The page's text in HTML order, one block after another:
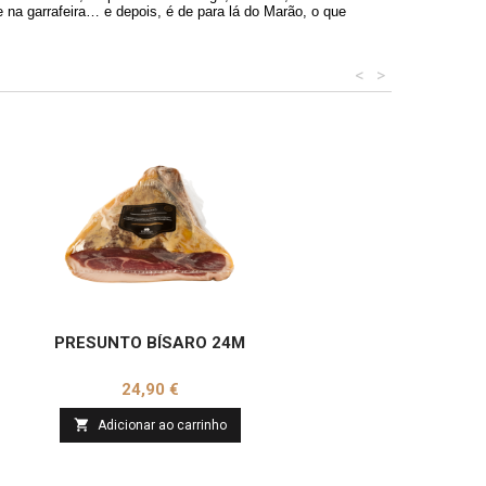
garrafeira… e depois, é de para lá do Marão, o que
>
<
PRESUNTO BÍSARO 24M
Preço
24,90 €
 Adicionar ao carrinho